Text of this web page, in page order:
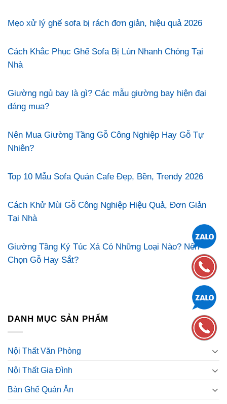
Mẹo xử lý ghế sofa bị rách đơn giản, hiệu quả 2026
Cách Khắc Phục Ghế Sofa Bị Lún Nhanh Chóng Tại
Nhà
Giường ngủ bay là gì? Các mẫu giường bay hiện đại
đáng mua?
Nên Mua Giường Tầng Gỗ Công Nghiệp Hay Gỗ Tự
Nhiên?
Top 10 Mẫu Sofa Quán Cafe Đẹp, Bền, Trendy 2026
Cách Khử Mùi Gỗ Công Nghiệp Hiệu Quả, Đơn Giản
Tại Nhà
Giường Tầng Ký Túc Xá Có Những Loại Nào? Nên
Chọn Gỗ Hay Sắt?
DANH MỤC SẢN PHẨM
Nội Thất Văn Phòng
Nội Thất Gia Đình
Bàn Ghế Quán Ăn